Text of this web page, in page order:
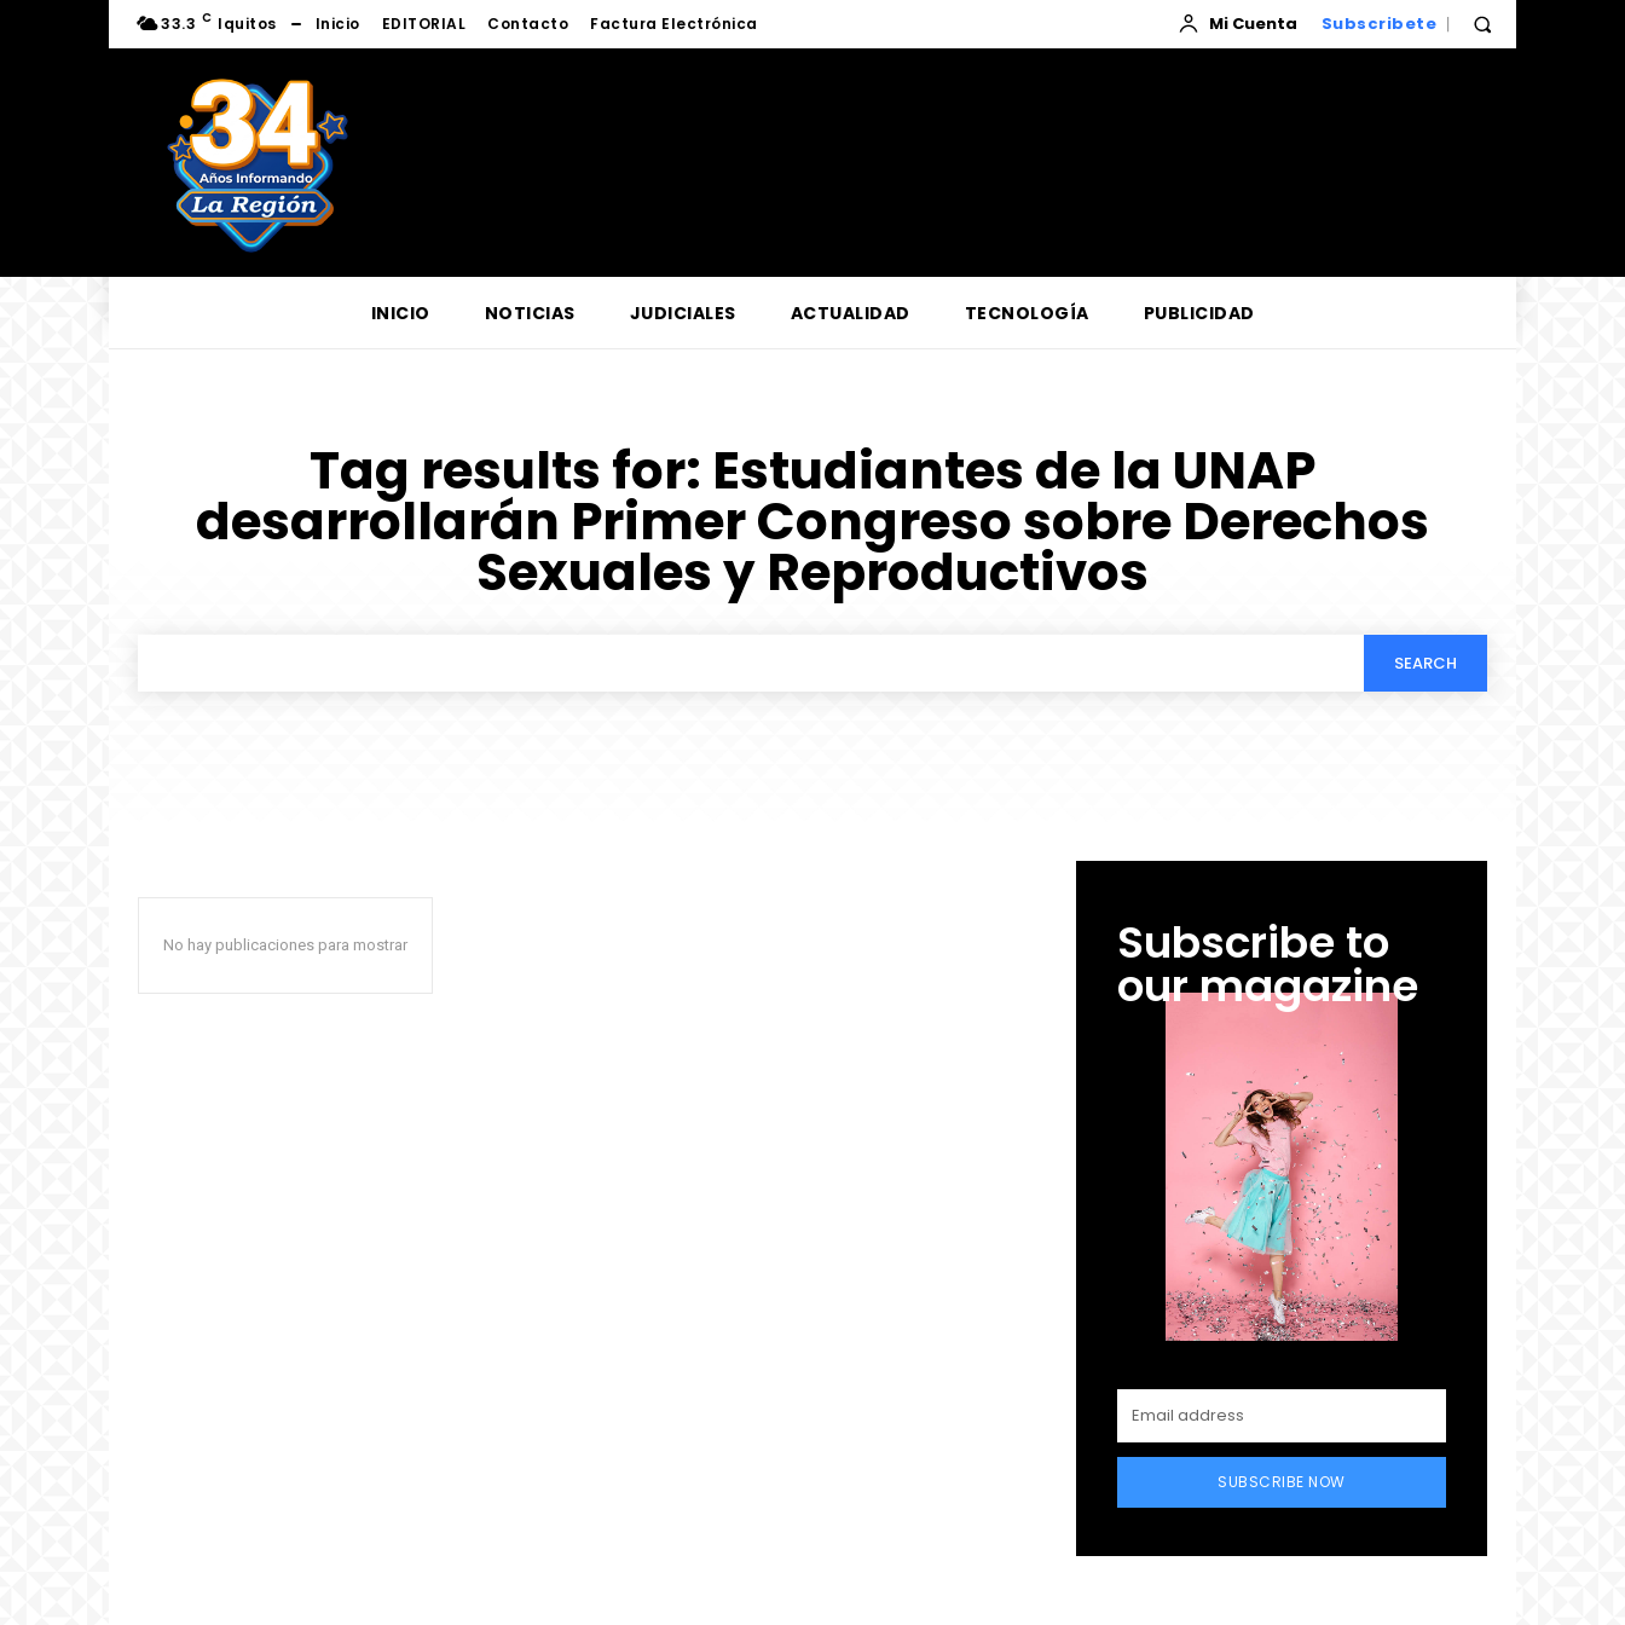
33.3 C Iquitos Inicio EDITORIAL Contacto Factura Electrónica Mi Cuenta Subscribete
INICIO NOTICIAS JUDICIALES ACTUALIDAD TECNOLOGÍA PUBLICIDAD
Tag results for: Estudiantes de la UNAP
desarrollarán Primer Congreso sobre Derechos
Sexuales y Reproductivos
SEARCH
No hay publicaciones para mostrar Subscribe to
our magazine
SUBSCRIBE NOW